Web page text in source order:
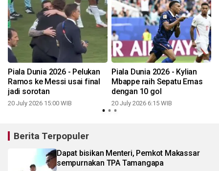
Piala Dunia 2026 - Pelukan
Ramos ke Messi usai final
jadi sorotan
20 July 2026 15:00 WIB
Piala Dunia 2026 - Kylian
Mbappe raih Sepatu Emas
dengan 10 gol
20 July 2026 6:15 WIB
Berita Terpopuler
Dapat bisikan Menteri, Pemkot Makassar
sempurnakan TPA Tamangapa